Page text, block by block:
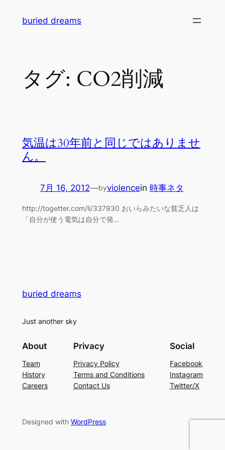
buried dreams
タグ: CO2削減
気温は30年前と同じではありませ
ん。
7月 16, 2012—byviolencein 時事ネタ
http://togetter.com/li/337930 おいらみたいな貧乏人は
「自分が使う電気は自分で発…
buried dreams
Just another sky
About
Team
History
Careers
Privacy
Privacy Policy
Terms and Conditions
Contact Us
Social
Facebook
Instagram
Twitter/X
Designed with WordPress